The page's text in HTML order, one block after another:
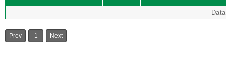
Prev 1 Next